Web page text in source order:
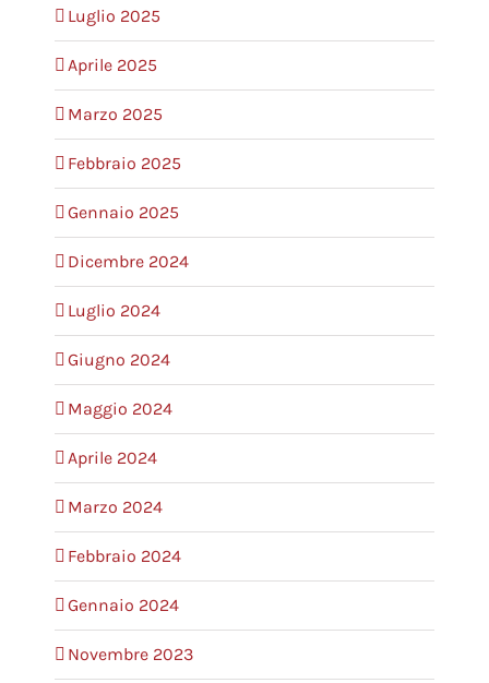
Luglio 2025
Aprile 2025
Marzo 2025
Febbraio 2025
Gennaio 2025
Dicembre 2024
Luglio 2024
Giugno 2024
Maggio 2024
Aprile 2024
Marzo 2024
Febbraio 2024
Gennaio 2024
Novembre 2023